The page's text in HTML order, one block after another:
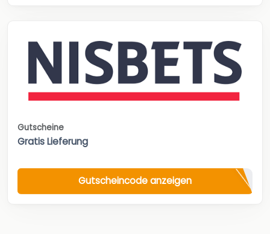
Gutscheine
Gratis Lieferung
Gutscheincode anzeigen